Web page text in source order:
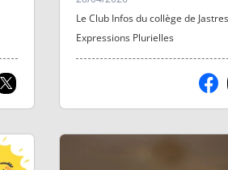
Le Club Infos du collège de Jastres
Expressions Plurielles